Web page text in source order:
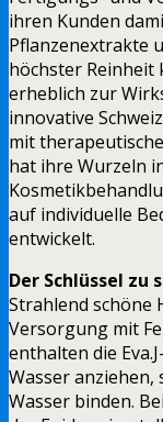
ihren Kunden
Pflanzenextrakte
höchster Reinheit
erheblich zur
innovative
mit
hat ihre Wurzeln
auf individuelle
entwickelt.
Der Schlüssel
Strahlend schöne
Versorgung mit
enthalten die
Wasser
Wasser binden.